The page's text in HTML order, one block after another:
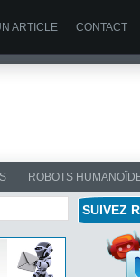
ARTICLE CONTACT
ROBOTS
SUIVEZ